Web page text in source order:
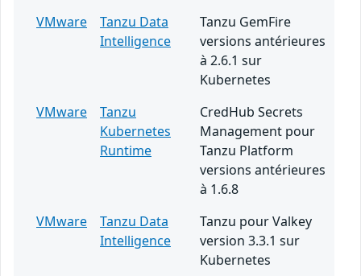
VMware
Tanzu Data
Intelligence
Tanzu GemFire
versions antérieures
à 2.6.1 sur
Kubernetes
VMware
Tanzu
Kubernetes
Runtime
CredHub Secrets
Management pour
Tanzu Platform
versions antérieures
à 1.6.8
VMware
Tanzu Data
Intelligence
Tanzu pour Valkey
version 3.3.1 sur
Kubernetes